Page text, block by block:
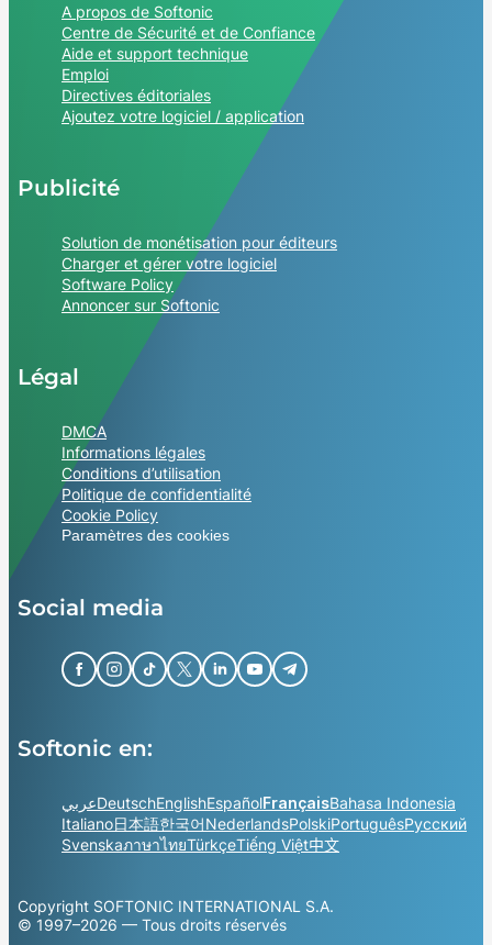
A propos de Softonic
Centre de Sécurité et de Confiance
Aide et support technique
Emploi
Directives éditoriales
Ajoutez votre logiciel / application
Publicité
Solution de monétisation pour éditeurs
Charger et gérer votre logiciel
Software Policy
Annoncer sur Softonic
Légal
DMCA
Informations légales
Conditions d’utilisation
Politique de confidentialité
Cookie Policy
Paramètres des cookies
Social media
Softonic en:
عربيDeutschEnglishEspañolFrançaisBahasa Indonesia
Italiano日本語한국어NederlandsPolskiPortuguêsРусский
SvenskaภาษาไทยTürkçeTiếng Việt中文
Copyright SOFTONIC INTERNATIONAL S.A.
© 1997–2026 — Tous droits réservés